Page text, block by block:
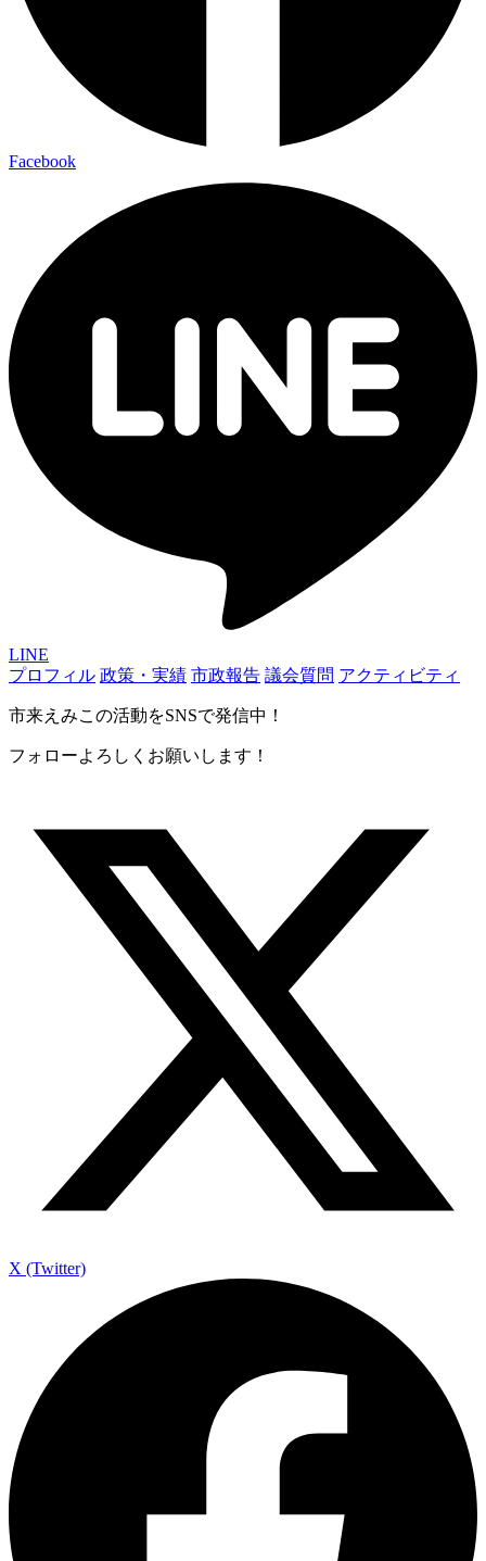
Facebook
LINE
プロフィル 政策・実績 市政報告 議会質問 アクティビティ
市来えみこの活動をSNSで発信中！
フォローよろしくお願いします！
X (Twitter)